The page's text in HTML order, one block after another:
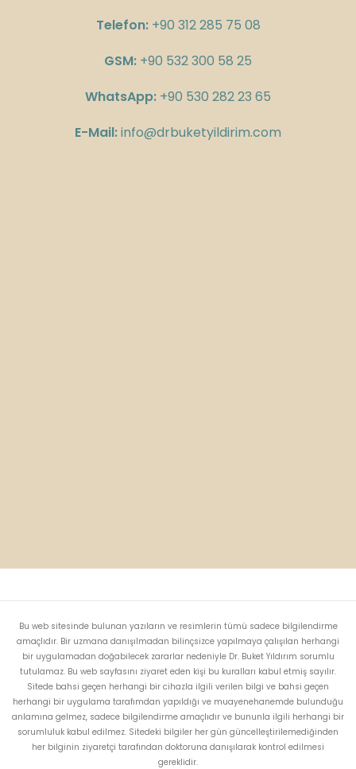
Telefon: +90 312 285 75 08
GSM: +90 532 300 58 25
WhatsApp: +90 530 282 23 65
E-Mail:info@drbuketyildirim.com
Bu web sitesinde bulunan yazıların ve resimlerin tümü sadece bilgilendirme
amaçlıdır. Bir uzmana danışılmadan bilinçsizce yapılmaya çalışılan herhangi
bir uygulamadan doğabilecek zararlar nedeniyle Dr. Buket Yıldırım sorumlu
tutulamaz. Bu web sayfasını ziyaret eden kişi bu kuralları kabul etmiş sayılır.
Sitede bahsi geçen herhangi bir cihazla ilgili verilen bilgi ve bahsi geçen
herhangi bir uygulama tarafımdan yapıldığı ve muayenehanemde bulunduğu
anlamına gelmez, sadece bilgilendirme amaçlıdır ve bununla ilgili herhangi bir
sorumluluk kabul edilmez. Sitedeki bilgiler her gün güncelleştirilemediğinden
her bilginin ziyaretçi tarafından doktoruna danışılarak kontrol edilmesi
gereklidir.